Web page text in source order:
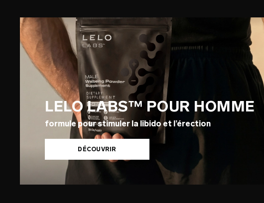
LELO LABS™ POUR HOMME
formule pour stimuler la libido et l’érection
DÉCOUVRIR